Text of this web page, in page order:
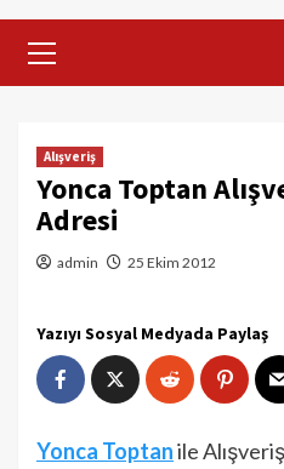
Menu
Alışveriş
Yonca Toptan
Adresi
admin 25 Ekim 2012
Yazıyı Sosyal Medyada Paylaş
Yonca Toptanile